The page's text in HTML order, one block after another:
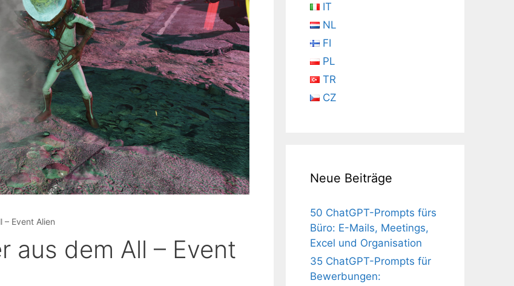
– Event Alien
aus dem All – Event
IT
NL
FI
PL
TR
CZ
Neue Beiträge
50 ChatGPT-Prompts fürs
Büro: E-Mails, Meetings,
Excel und Organisation
35 ChatGPT-Prompts für
Bewerbungen: